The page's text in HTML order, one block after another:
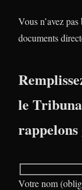
Vous n’avez
documents
le
Votre nom